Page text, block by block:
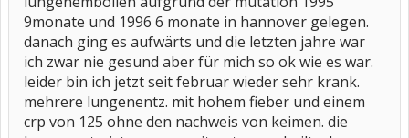
9monate und 1996 6 monate in hannover gelegen.
danach ging es aufwärts und die letzten jahre war
ich zwar nie gesund aber für mich so ok wie es war.
leider bin ich jetzt seit februar wieder sehr krank.
mehrere lungenentz. mit hohem fieber und einem
crp von 125 ohne den nachweis von keimen. die